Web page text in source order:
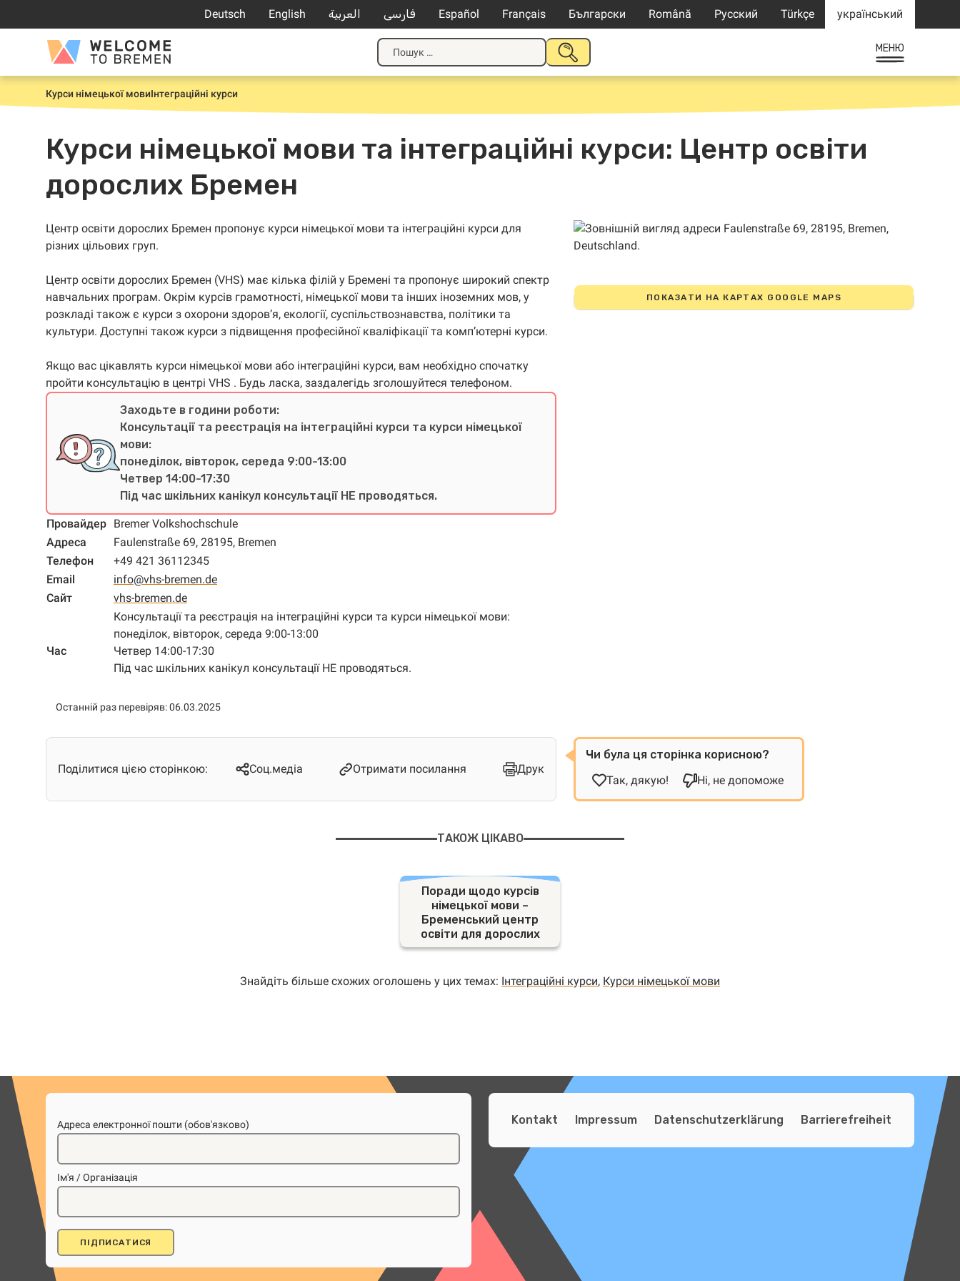
Deutsch English العربية فارسی Español Français Български Română Русский Türkçe український
Welcome
to
Bremen
Шукати:
НАДІСЛАТИ
МЕНЮ
Home
Курси німецької мовиІнтеграційні курси
Курси німецької мови та інтеграційні курси: Центр освіти
дорослих Бремен
Центр освіти дорослих Бремен пропонує курси німецької мови та інтеграційні курси для
різних цільових груп.
Центр освіти дорослих Бремен (VHS) має кілька філій у Бремені та пропонує широкий спектр
навчальних програм. Окрім курсів грамотності, німецької мови та інших іноземних мов, у
розкладі також є курси з охорони здоров’я, екології, суспільствознавства, політики та
культури. Доступні також курси з підвищення професійної кваліфікації та комп’ютерні курси.
Якщо вас цікавлять курси німецької мови або інтеграційні курси, вам необхідно спочатку
пройти консультацію в центрі VHS . Будь ласка, заздалегідь зголошуйтеся телефоном.
Заходьте в години роботи:
Консультації та реєстрація на інтеграційні курси та курси німецької
мови:
понеділок, вівторок, середа 9:00-13:00
Четвер 14:00-17:30
Під час шкільних канікул консультації НЕ проводяться.
Провайдер Bremer Volkshochschule
Адреса
Faulenstraße 69, 28195, Bremen
Телефон
+49 421 36112345
Email
info@vhs-bremen.de
Сайт
vhs-bremen.de
Час
Консультації та реєстрація на інтеграційні курси та курси німецької мови:
понеділок, вівторок, середа 9:00-13:00
Четвер 14:00-17:30
Під час шкільних канікул консультації НЕ проводяться.
Останній раз перевіряв: 06.03.2025
ПОКАЗАТИ НА КАРТАХ GOOGLE MAPS
Поділитися цією сторінкою: Соц.медіа Отримати посилання Друк
Чи була ця сторінка корисною?
Так, дякую!
Ні, не допоможе
ТАКОЖ ЦІКАВО
Поради щодо курсів
німецької мови –
Бременський центр
освіти для дорослих
Знайдіть більше схожих оголошень у цих темах: Інтеграційні курси, Курси німецької мови
Адреса електронної пошти (обов'язково)
Ім'я / Організація
Kontakt Impressum Datenschutzerklärung Barrierefreiheit